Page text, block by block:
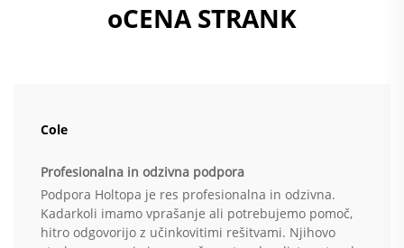
oCENA STRANK
Cole
Profesionalna in odzivna podpora
Podpora Holtopa je res profesionalna in odzivna.
Kadarkoli imamo vprašanje ali potrebujemo pomoč,
hitro odgovorijo z učinkovitimi rešitvami. Njihovo